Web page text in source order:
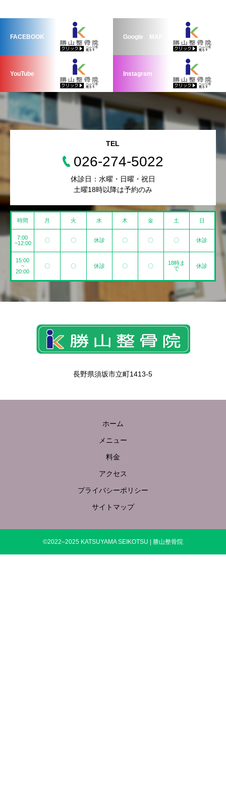
FACEBOOK Google MAP
YouTube Instagram
TEL
026-274-5022
休診日：水曜・日曜・祝日
土曜18時以降は予約のみ
時間 月 火 水 木 金 土 日
7:00
~12:00
〇 〇 休診 〇 〇 〇 休診
15:00
~
20:00
〇 〇 休診 〇 〇
18時ま
で
休診
長野県須坂市立町1413-5
ホーム
メニュー
料金
アクセス
プライバシーポリシー
サイトマップ
©2022–2025 KATSUYAMA SEIKOTSU | 勝山整骨院